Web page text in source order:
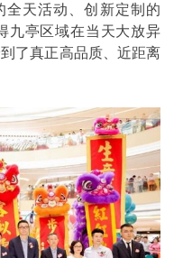
全天活动、创新定制的
九亭区域在当天大放异
了真正高品质、近距离